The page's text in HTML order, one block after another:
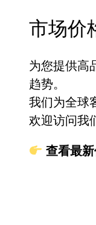
市场价
为您提供高
趋势。
我们为全球
欢迎访问我
查看最新